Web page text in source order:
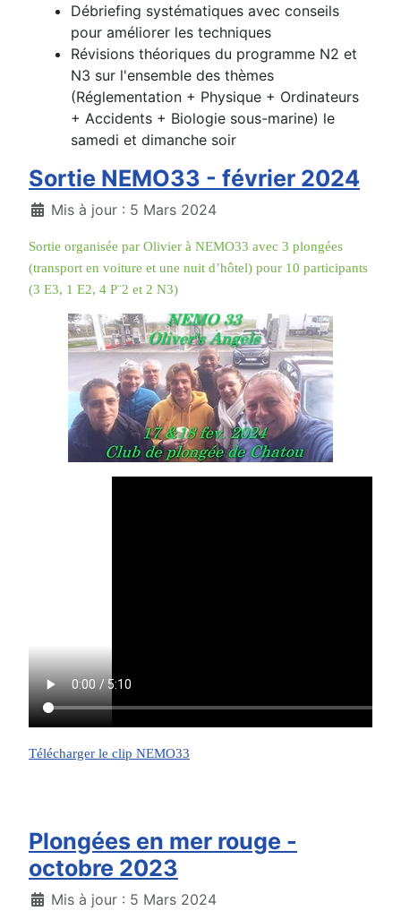
Débriefing systématiques avec conseils
pour améliorer les techniques
Révisions théoriques du programme N2 et
N3 sur l'ensemble des thèmes
(Réglementation + Physique + Ordinateurs
+ Accidents + Biologie sous-marine) le
samedi et dimanche soir
Sortie NEMO33 - février 2024
DétailsMis à jour : 5 Mars 2024
Sortie organisée par Olivier à NEMO33 avec 3 plongées
(transport en voiture et une nuit d’hôtel) pour 10 participants
(3 E3, 1 E2, 4 P¨2 et 2 N3)
Télécharger le clip NEMO33
Plongées en mer rouge -
octobre 2023
DétailsMis à jour : 5 Mars 2024